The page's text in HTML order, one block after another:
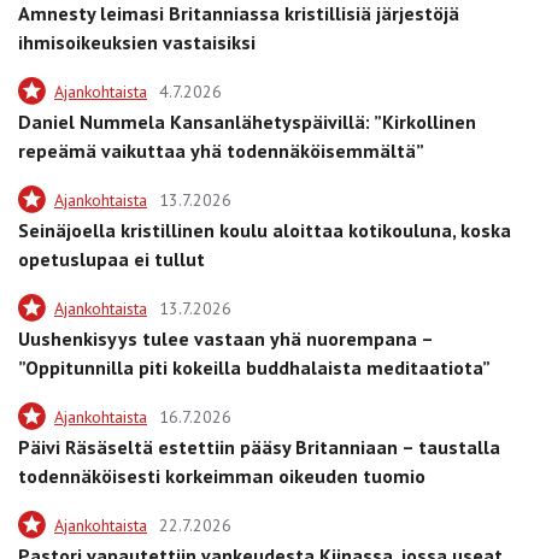
Amnesty leimasi Britanniassa kristillisiä järjestöjä
ihmisoikeuksien vastaisiksi
Ajankohtaista 4.7.2026
Daniel Nummela Kansanlähetyspäivillä: ”Kirkollinen
repeämä vaikuttaa yhä todennäköisemmältä”
Ajankohtaista 13.7.2026
Seinäjoella kristillinen koulu aloittaa kotikouluna, koska
opetuslupaa ei tullut
Ajankohtaista 13.7.2026
Uushenkisyys tulee vastaan yhä nuorempana –
”Oppitunnilla piti kokeilla buddhalaista meditaatiota”
Ajankohtaista 16.7.2026
Päivi Räsäseltä estettiin pääsy Britanniaan – taustalla
todennäköisesti korkeimman oikeuden tuomio
Ajankohtaista 22.7.2026